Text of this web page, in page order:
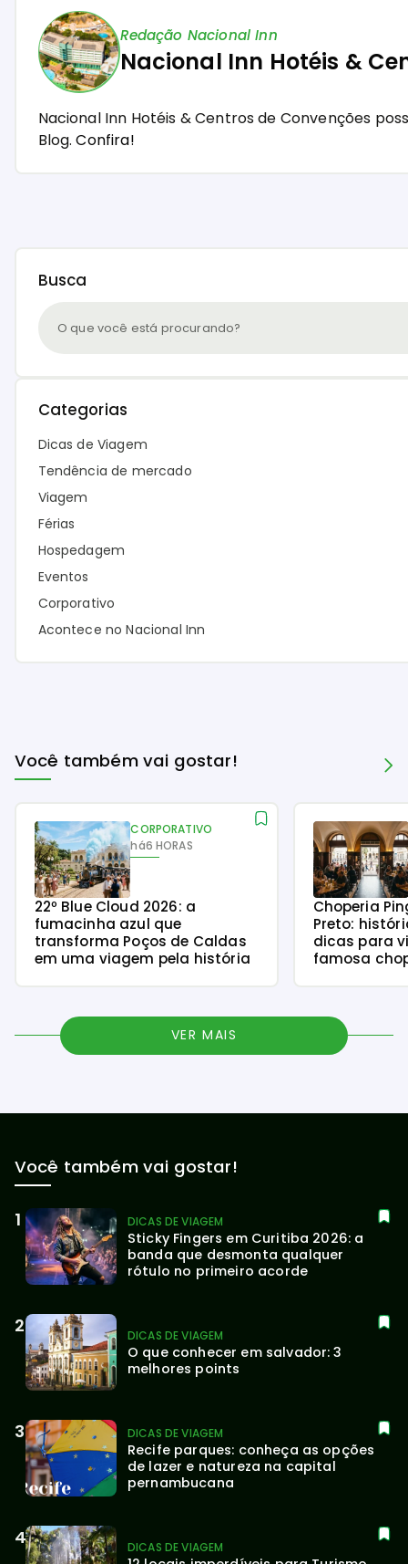
Redação Nacional Inn
Nacional Inn Hotéis &
Nacional Inn Hotéis & Centros de Convenções
Blog.Confira!
Busca
Categorias
Dicas de Viagem
Tendência de mercado
Viagem
Férias
Hospedagem
Eventos
Corporativo
Acontece no Nacional Inn
Você também vai gostar!
CORPORATIVO
há6 HORAS
22º Blue Cloud 2026: a
fumacinha azul que
transforma Poços de Caldas
em uma viagem pela história
Choperia
Preto:
dicas para
famosa
VER MAIS
Você também vai gostar!
DICAS DE VIAGEM
Sticky Fingers em Curitiba 2026: a
banda que desmonta qualquer
rótulo no primeiro acorde
DICAS DE VIAGEM
O que conhecer em salvador: 3
melhores points
DICAS DE VIAGEM
Recife parques: conheça as opções
de lazer e natureza na capital
pernambucana
DICAS DE VIAGEM